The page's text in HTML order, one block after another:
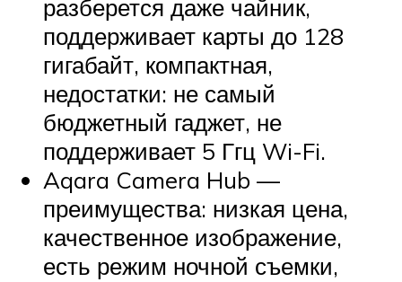
разберется даже чайник,
поддерживает карты до 128
гигабайт, компактная,
недостатки: не самый
бюджетный гаджет, не
поддерживает 5 Ггц Wi-Fi.
Aqara Camera Hub —
преимущества: низкая цена,
качественное изображение,
есть режим ночной съемки,